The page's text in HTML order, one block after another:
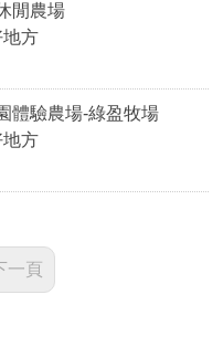
閒農場
方
體驗農場-綠盈牧場
方
下一頁